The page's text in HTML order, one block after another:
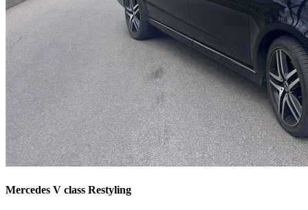
Mercedes V class Restyling